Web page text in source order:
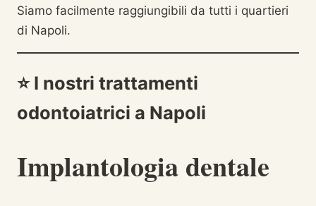
Siamo facilmente raggiungibili da tutti i quartieri
di Napoli.
⭐I nostri trattamenti
odontoiatrici a Napoli
Implantologia dentale